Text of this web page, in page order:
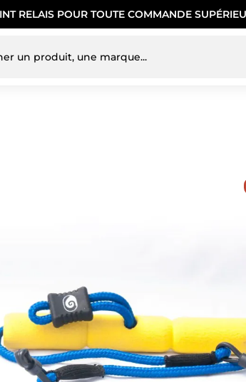
RELAIS POUR TOUTE COMMANDE